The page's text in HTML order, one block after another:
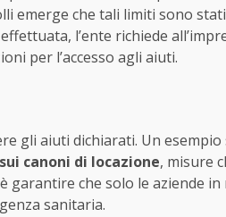
emerge che tali limiti sono
l’ente richiede
per l’accesso agli aiuti.
gli aiuti dichiarati. Un
canoni di locazione, misure
garantire che solo le aziende in
sanitaria.